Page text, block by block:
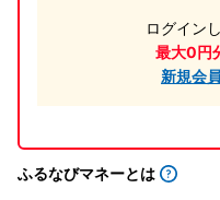
ログイン
最大0円
新規会
ふるなびマネーとは